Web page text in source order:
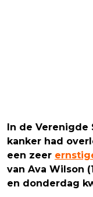
In de Verenigde
kanker had
een zeer
van Ava Wilson
en donderdag